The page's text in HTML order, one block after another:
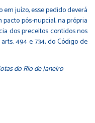
juízo, esse pedido deverá
pós-nupcial, na própria
dos preceitos contidos nos
arts. 494 e 734, do Código de
do Rio de Janeiro